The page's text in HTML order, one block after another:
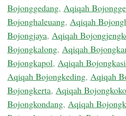
Bojonggedang, Aqiqah
Bojonghaleuang, Aqiqah
Bojongjaya, Aqiqah
Bojongkalong, Aqiqah
Bojongkapol, Aqiqah
Aqiqah Bojongkeding, Aqiqah
Bojongkerta, Aqiqah
Bojongkondang, Aqiqah